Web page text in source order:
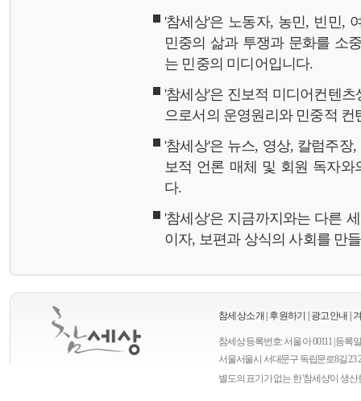
'참세상'은 노동자, 농민, 빈민,
민중의 삶과 투쟁과 문화를 소
는 민중의 미디어입니다.
'참세상'은 진보적 미디어컨텐
으로서의 운영원리와 민중적
'참세상'은 뉴스, 영상, 칼럼주
보적 언론 매체 및 회원 독자와
다.
'참세상'은 지금까지와는 다른
이자, 보편과 상식의 사회를 만
참세상소개 후원하기 광고안내
참세상 등록번호: 서울 아 00111 | 등록
서울서울시 서대문구 독립문로8길 23
별도의 표기가 없는 한 '참세상'이 생